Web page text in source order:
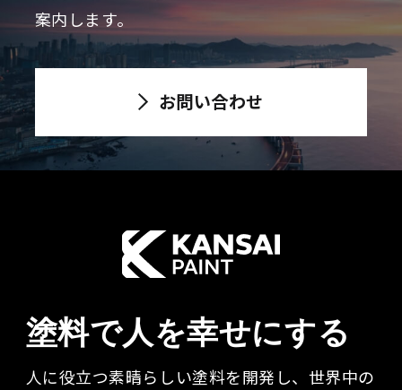
案内します。
お問い合わせ
塗料で人を幸せにする
人に役立つ素晴らしい塗料を開発し、世界中の